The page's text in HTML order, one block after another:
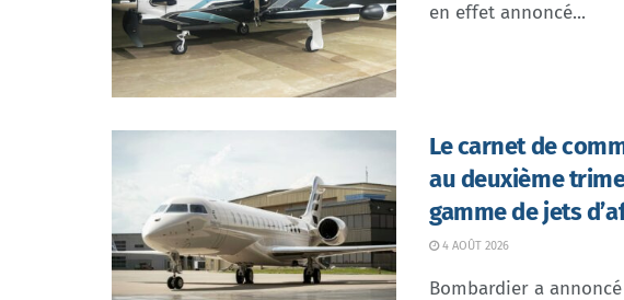
en effet annoncé...
Le carnet de
au deuxième
gamme de jets
4 AOÛT 2026
Bombardier a